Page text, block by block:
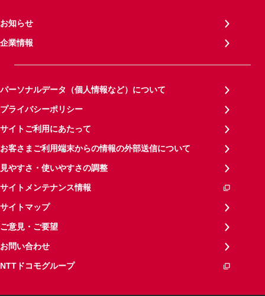
お知らせ
企業情報
パーソナルデータ（個人情報など）について
プライバシーポリシー
サイトご利用にあたって
お客さまご利用端末からの情報の外部送信について
見やすさ・使いやすさの調整
サイトメンテナンス情報
サイトマップ
ご意見・ご要望
お問い合わせ
NTTドコモグループ